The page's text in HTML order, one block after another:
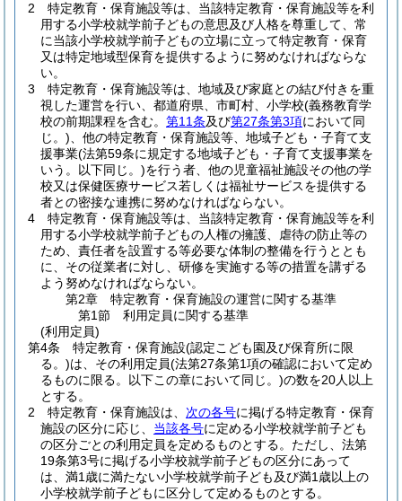
2
特定教育・保育施設等は、当該特定教育・保育施設等を利
用する小学校就学前子どもの意思及び人格を尊重して、常
に当該小学校就学前子どもの立場に立って特定教育・保育
又は特定地域型保育を提供するように努めなければならな
い。
3
特定教育・保育施設等は、地域及び家庭との結び付きを重
視した運営を行い、都道府県、市町村、小学校(義務教育学
校の前期課程を含む。 第11条及び第27条第3項において同
じ。) 、他の特定教育・保育施設等、地域子ども・子育て支
援事業(法第59条に規定する地域子ども・子育て支援事業を
いう。以下同じ。)を行う者、他の児童福祉施設その他の学
校又は保健医療サービス若しくは福祉サービスを提供する
者との密接な連携に努めなければならない。
4
特定教育・保育施設等は、当該特定教育・保育施設等を利
用する小学校就学前子どもの人権の擁護、虐待の防止等の
ため、責任者を設置する等必要な体制の整備を行うととも
に、その従業者に対し、研修を実施する等の措置を講ずる
よう努めなければならない。
第2章
特定教育・保育施設の運営に関する基準
第1節
利用定員に関する基準
(利用定員)
第4条
特定教育・保育施設(認定こども園及び保育所に限
る。)は、その利用定員(法第27条第1項の確認において定め
るものに限る。以下この章において同じ。)の数を20人以上
とする。
2
特定教育・保育施設は、 次の各号に掲げる特定教育・保育
施設の区分に応じ、 当該各号に定める小学校就学前子ども
の区分ごとの利用定員を定めるものとする。 ただし、法第
19条第3号に掲げる小学校就学前子どもの区分にあって
は、満1歳に満たない小学校就学前子ども及び満1歳以上の
小学校就学前子どもに区分して定めるものとする。